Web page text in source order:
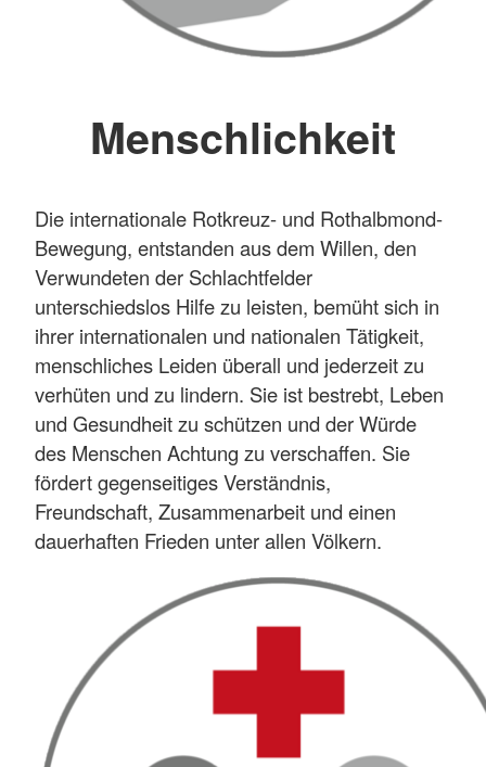
Menschlichkeit
Die internationale Rotkreuz- und Rothalbmond-
Bewegung, entstanden aus dem Willen, den
Verwundeten der Schlachtfelder
unterschiedslos Hilfe zu leisten, bemüht sich in
ihrer internationalen und nationalen Tätigkeit,
menschliches Leiden überall und jederzeit zu
verhüten und zu lindern. Sie ist bestrebt, Leben
und Gesundheit zu schützen und der Würde
des Menschen Achtung zu verschaffen. Sie
fördert gegenseitiges Verständnis,
Freundschaft, Zusammenarbeit und einen
dauerhaften Frieden unter allen Völkern.